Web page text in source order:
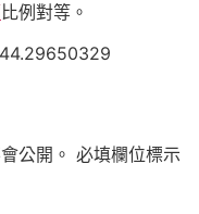
比例對等。
公開。 必填欄位標示